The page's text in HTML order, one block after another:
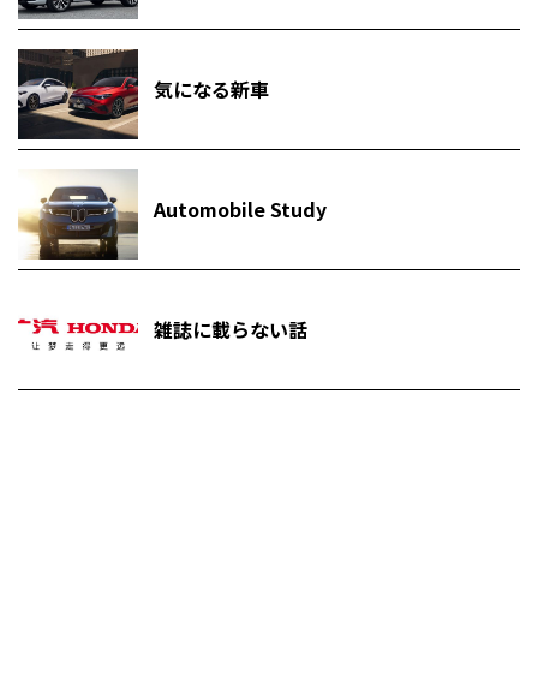
気になる新車
Automobile Study
雑誌に載らない話